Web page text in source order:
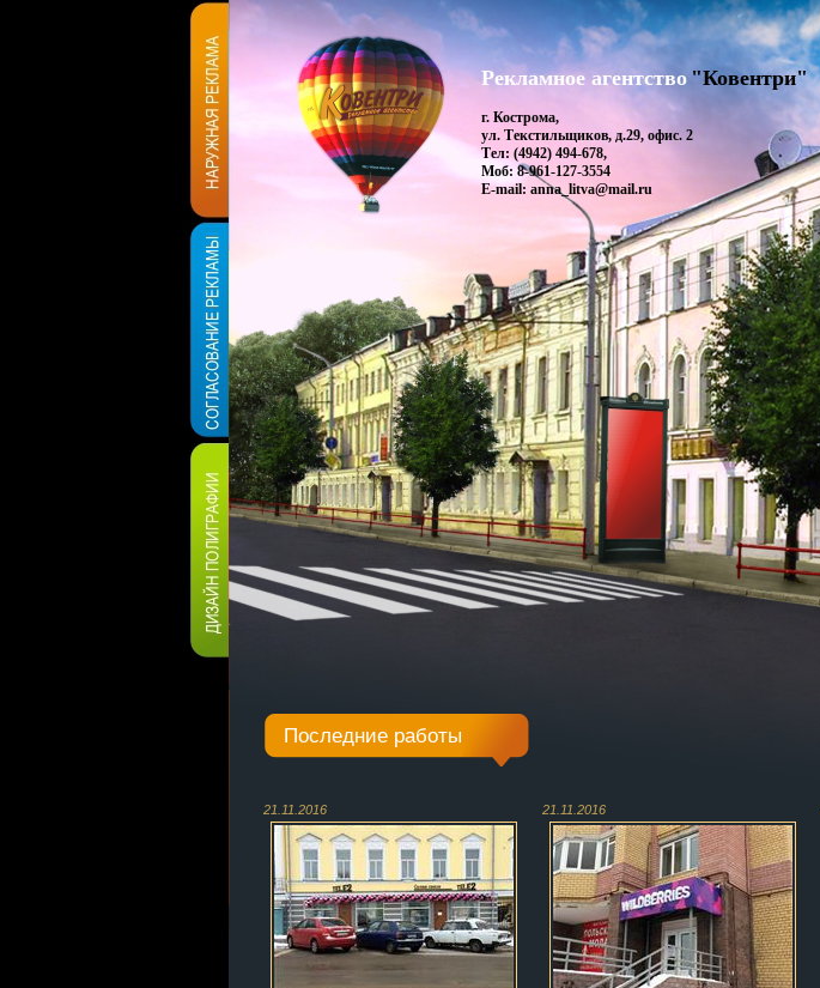
Рекламное агентство "Ковентри"
г. Кострома,
ул. Текстильщиков, д.29, офис. 2
Тел: (4942) 494-678,
Моб: 8-961-127-3554
E-mail: anna_litva@mail.ru
Последние работы
21.11.2016 21.11.2016